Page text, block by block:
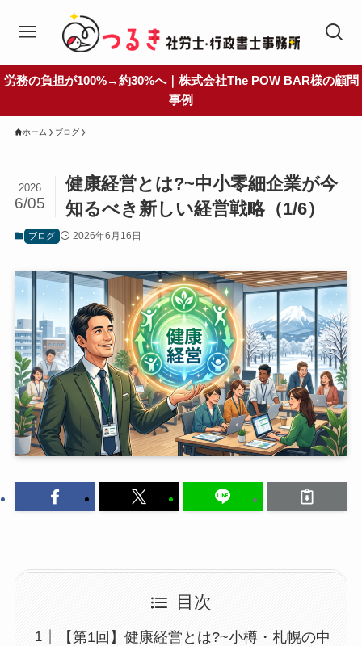
労務の負担が100%→約30%へ｜株式会社The POW BAR様の顧問
事例
ホーム ブログ
健康経営とは?~中小零細企業が今
知るべき新しい経営戦略（1/6）
2026
6/05
ブログ 2026年6月16日
目次
【第1回】健康経営とは?~小樽・札幌の中